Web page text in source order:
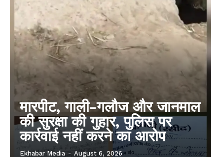
मारपीट, गाली-गलौज और जानमाल
की सुरक्षा की गुहार, पुलिस पर
कार्रवाई नहीं करने का आरोप
Ekhabar Media - August 6, 2026